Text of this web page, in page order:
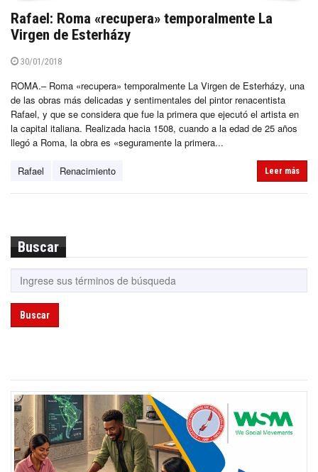
Rafael: Roma «recupera» temporalmente La
Virgen de Esterházy
30/01/2018
ROMA.– Roma «recupera» temporalmente La Virgen de Esterházy, una
de las obras más delicadas y sentimentales del pintor renacentista
Rafael, y que se considera que fue la primera que ejecutó el artista en
la capital italiana. Realizada hacia 1508, cuando a la edad de 25 años
llegó a Roma, la obra es «seguramente la primera...
Rafael Renacimiento Leer más
Buscar
Buscar